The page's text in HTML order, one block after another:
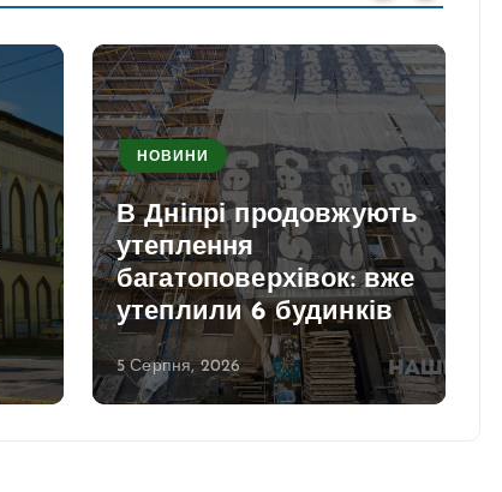
НОВИНИ
В Дніпрі продовжують
утеплення
багатоповерхівок: вже
утеплили 6 будинків
5 Серпня, 2026